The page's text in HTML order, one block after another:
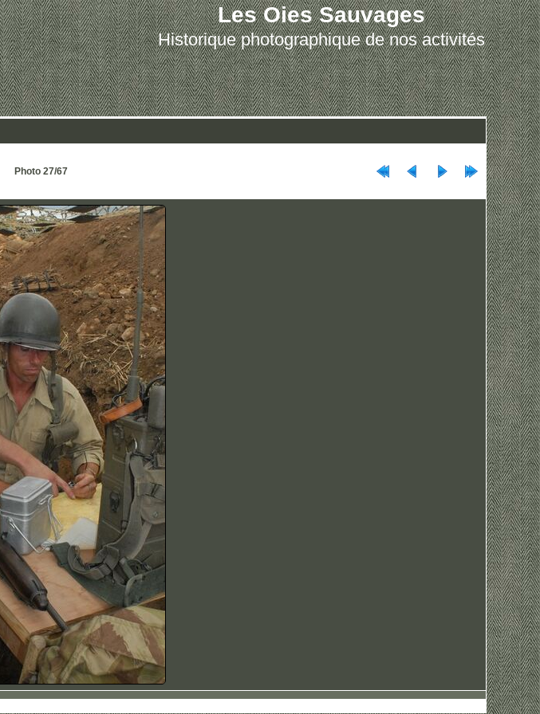
Les Oies Sauvages
Historique photographique de nos activités
Photo 27/67